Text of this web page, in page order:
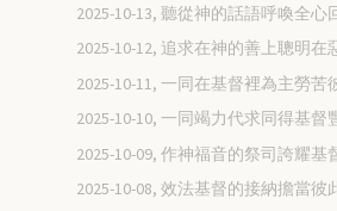
2025-10-13, 聽從神的話語呼喚全心
2025-10-12, 追求在神的善上聰明在
2025-10-11, 一同在基督裡為主勞苦
2025-10-10, 一同竭力代求同得基督
2025-10-09, 作神福音的祭司誇耀基
2025-10-08, 效法基督的接納擔當彼